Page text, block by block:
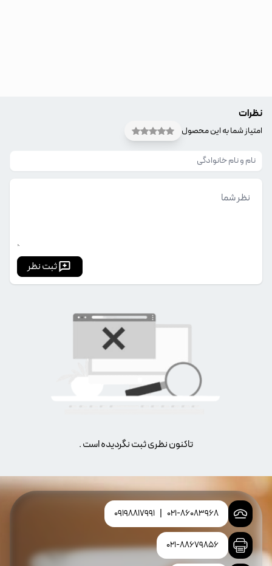
نظرات
امتیاز شما به این محصول
ثبت نظر
تاکنون نظری ثبت نگردیده است .
021-86083968
09198817991
021-88679856